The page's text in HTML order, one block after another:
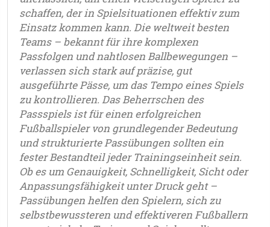
schaffen, der in Spielsituationen effektiv zum
Einsatz kommen kann. Die weltweit besten
Teams – bekannt für ihre komplexen
Passfolgen und nahtlosen Ballbewegungen –
verlassen sich stark auf präzise, gut
ausgeführte Pässe, um das Tempo eines Spiels
zu kontrollieren. Das Beherrschen des
Passspiels ist für einen erfolgreichen
Fußballspieler von grundlegender Bedeutung
und strukturierte Passübungen sollten ein
fester Bestandteil jeder Trainingseinheit sein.
Ob es um Genauigkeit, Schnelligkeit, Sicht oder
Anpassungsfähigkeit unter Druck geht –
Passübungen helfen den Spielern, sich zu
selbstbewussteren und effektiveren Fußballern